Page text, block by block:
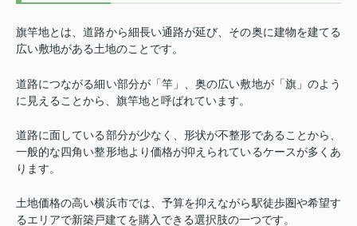
旗竿地とは、道路から細長い通路が延び、その奥に建物を建てる
広い敷地がある土地のことです。
道路につながる細い部分が「竿」、奥の広い敷地が「旗」のよう
に見えることから、旗竿地と呼ばれています。
道路に面している部分が少なく、形状が不整形であることから、
一般的な四角い整形地より価格が抑えられているケースが多くあ
ります。
土地価格の高い横浜市では、予算を抑えながら駅徒歩圏や希望す
るエリアで新築戸建てを購入できる選択肢の一つです。